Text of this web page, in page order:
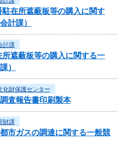
在所遮蔽板等の購入に関す
計課）
計課
遮蔽板等の購入に関する一
）
化財保護センター
査報告書印刷製本
財課
市ガスの調達に関する一般競